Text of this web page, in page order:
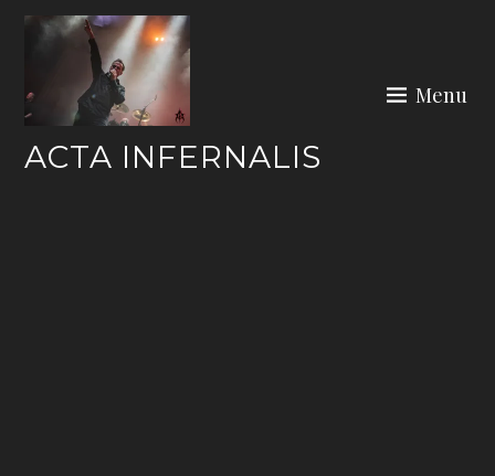
Skip
ACTA INFERNALIS
Menu